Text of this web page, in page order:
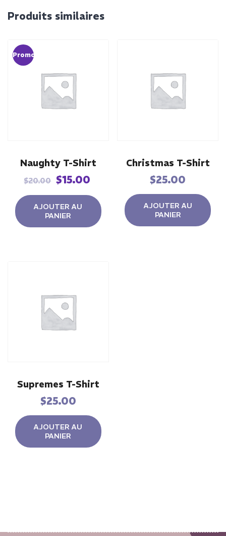
Produits similaires
Promo !
Naughty T-Shirt
$20.00 Le
prix
initial
était :
$20.00.
$15.00
actuel
est :
AJOUTER AU
PANIER
Christmas T-Shirt
$25.00
AJOUTER AU
PANIER
Supremes T-Shirt
$25.00
AJOUTER AU
PANIER